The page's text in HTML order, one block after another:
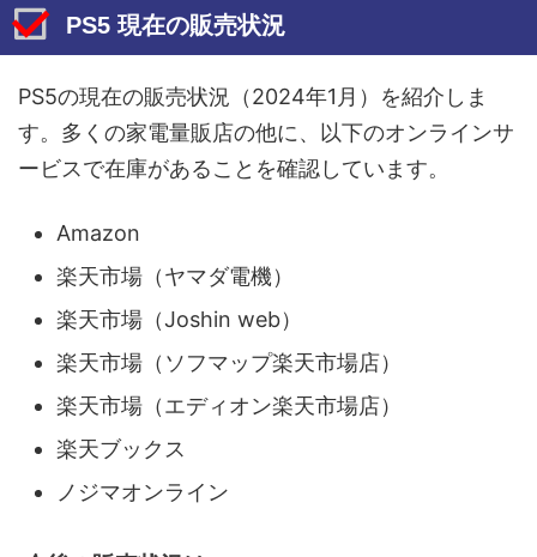
PS5 現在の販売状況
PS5の現在の販売状況（2024年1月）を紹介しま
す。多くの家電量販店の他に、以下のオンラインサ
ービスで在庫があることを確認しています。
Amazon
楽天市場（ヤマダ電機）
楽天市場（Joshin web）
楽天市場（ソフマップ楽天市場店）
楽天市場（エディオン楽天市場店）
楽天ブックス
ノジマオンライン